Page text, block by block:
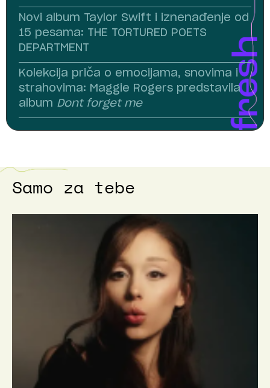
Novi album Taylor Swift i iznenađenje od
15 pesama: THE TORTURED POETS
DEPARTMENT
Kolekcija priča o emocijama, snovima i
strahovima: Maggie Rogers predstavila
album Dont forget me
Samo za tebe